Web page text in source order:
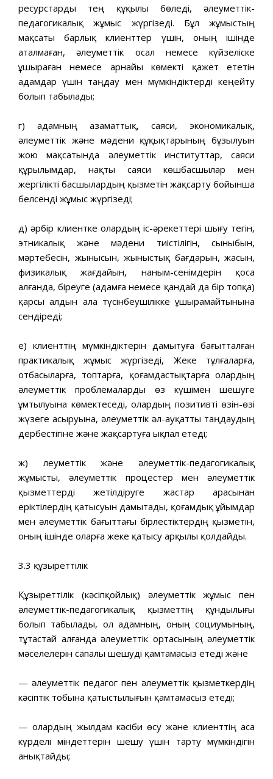
ресурстарды тең құқылы бөледі, әлеуметтік-
педагогикалық жұмыс жүргізеді. Бұл жұмыстың
мақсаты барлық клиенттер үшін, оның ішінде
аталмаған, әлеуметтік осал немесе күйзеліске
ұшыраған немесе арнайы көмекті қажет ететін
адамдар үшін таңдау мен мүмкіндіктерді кеңейту
болып табылады;
г) адамның азаматтық, саяси, экономикалық,
әлеуметтік және мәдени құқықтарының бұзылуын
жою мақсатында әлеуметтік институттар, саяси
құрылымдар, нақты саяси көшбасшылар мен
жергілікті басшылардың қызметін жақсарту бойынша
белсенді жұмыс жүргізеді;
д) әрбір клиентке олардың іс-әрекеттері шығу тегін,
этникалық және мәдени тиістілігін, сыныбын,
мәртебесін, жынысын, жыныстық бағдарын, жасын,
физикалық жағдайын, наным-сенімдерін қоса
алғанда, біреуге (адамға немесе қандай да бір топқа)
қарсы алдын ала түсінбеушілікке ұшырамайтынына
сендіреді;
е) клиенттің мүмкіндіктерін дамытуға бағытталған
практикалық жұмыс жүргізеді, Жеке тұлғаларға,
отбасыларға, топтарға, қоғамдастықтарға олардың
әлеуметтік проблемаларды өз күшімен шешуге
ұмтылуына көмектеседі, олардың позитивті өзін-өзі
жүзеге асыруына, әлеуметтік әл-ауқатты таңдаудың
дербестігіне және жақсартуға ықпал етеді;
ж) Әлеуметтік және әлеуметтік-педагогикалық
жұмысты, әлеуметтік процестер мен әлеуметтік
қызметтерді жетілдіруге жастар арасынан
еріктілердің қатысуын дамытады, қоғамдық ұйымдар
мен әлеуметтік бағыттағы бірлестіктердің қызметін,
оның ішінде оларға жеке қатысу арқылы қолдайды.
3.3 құзыреттілік
Құзыреттілік (кәсіпқойлық) әлеуметтік жұмыс пен
әлеуметтік-педагогикалық қызметтің құндылығы
болып табылады, ол адамның, оның социумының,
тұтастай алғанда әлеуметтік ортасының әлеуметтік
мәселелерін сапалы шешуді қамтамасыз етеді және
— әлеуметтік педагог пен әлеуметтік қызметкердің
кәсіптік тобына қатыстылығын қамтамасыз етеді;
— олардың жылдам кәсіби өсу және клиенттің аса
күрделі міндеттерін шешу үшін тарту мүмкіндігін
анықтайды;